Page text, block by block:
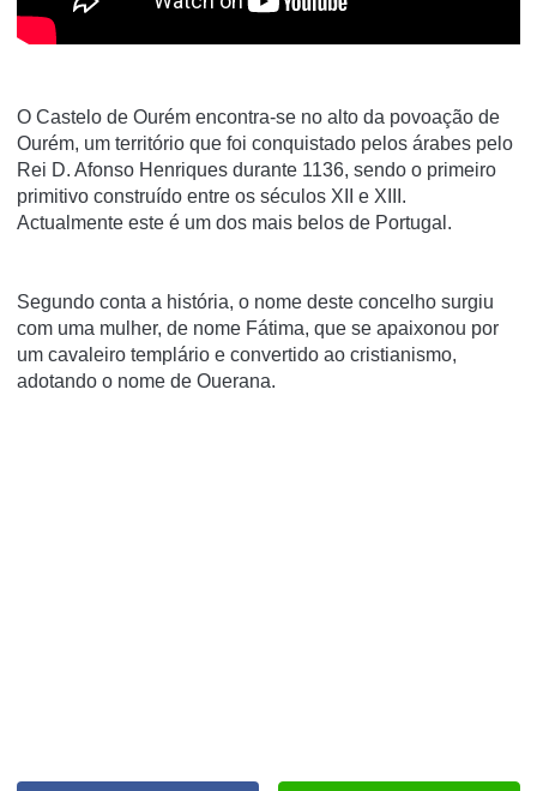
O Castelo de Ourém encontra-se no alto da povoação de
Ourém, um território que foi conquistado pelos árabes pelo
Rei D. Afonso Henriques durante 1136, sendo o primeiro
primitivo construído entre os séculos XII e XIII.
Actualmente este é um dos mais belos de Portugal.
Segundo conta a história, o nome deste concelho surgiu
com uma mulher, de nome Fátima, que se apaixonou por
um cavaleiro templário e convertido ao cristianismo,
adotando o nome de Ouerana.